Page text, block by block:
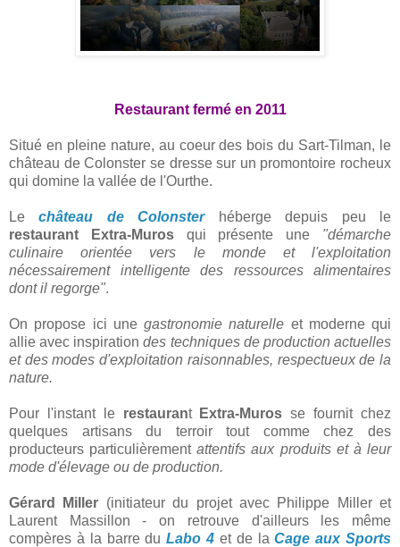
Restaurant fermé en 2011
Situé en pleine nature, au coeur des bois du Sart-Tilman, le
château de Colonster se dresse sur un promontoire rocheux
qui domine la vallée de l'Ourthe.
Lechâteau de Colonsterhéberge depuis peu le
restaurant
Extra-Murosqui présente une "démarche
culinaire orientée vers le monde et l'exploitation
nécessairement intelligente des ressources alimentaires
dont il regorge".
On propose ici une gastronomie naturelle et moderne qui
allie avec inspirationdes techniques de production actuelles
et des modes d'exploitation raisonnables, respectueux de la
nature.
Pour l'instant le restaurant Extra-Muros se fournit chez
quelques artisans du terroir tout comme chez des
producteurs particulièrementattentifs aux produits et à leur
mode d'élevage ou de production.
Gérard Miller (initiateur du projet avec Philippe Miller et
Laurent Massillon - on retrouve d'ailleurs les même
compères à la barre duLabo 4 et de laCage aux Sports